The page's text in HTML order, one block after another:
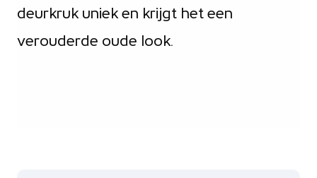
deurkruk uniek en krijgt het een
verouderde oude look.